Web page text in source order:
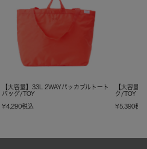
【大容量】33L 2WAYパッカブルトート
バッグ/TOY
¥4,290税込
【大容量
ク/TOY
¥5,390税込